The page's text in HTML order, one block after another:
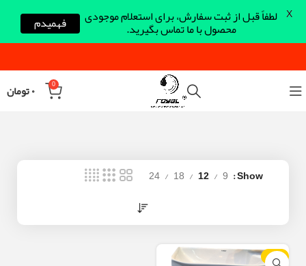
0 ۰تومان
Show
9
12
18
24
-10%
لطفاً قبل از ثبت سفارش، برای استعلام موجودی
محصول با ما تماس بگیرید. فهمیدم X